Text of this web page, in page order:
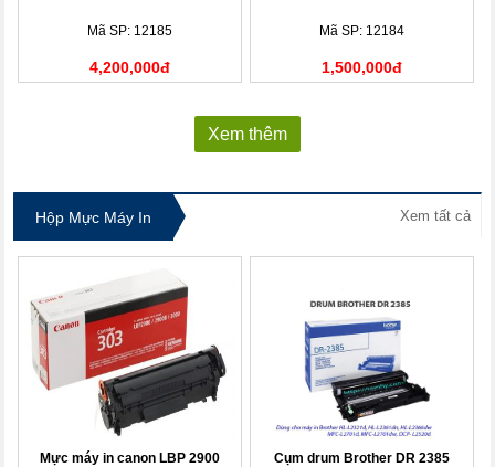
Mã SP: 12185
4,200,000đ
Mã SP: 12184
1,500,000đ
Xem thêm
Hộp Mực Máy In Xem tất cả
Mực máy in canon LBP 2900
Cụm drum Brother DR 2385